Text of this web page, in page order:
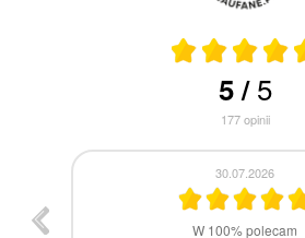
5/5
177opinii
30.07.2026
W 100% polecam